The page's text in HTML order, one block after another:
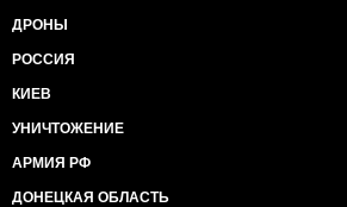
ДРОНЫ
РОССИЯ
КИЕВ
УНИЧТОЖЕНИЕ
АРМИЯ РФ
ДОНЕЦКАЯ ОБЛАСТЬ